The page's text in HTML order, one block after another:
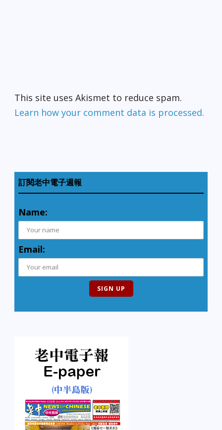
This site uses Akismet to reduce spam.
Learn how your comment data is processed.
訂閱老中電子週報
Name:
Email: